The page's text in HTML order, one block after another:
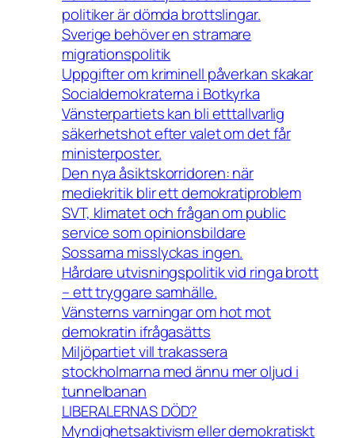
politiker är dömda brottslingar.
Sverige behöver en stramare
migrationspolitik
Uppgifter om kriminell påverkan skakar
Socialdemokraterna i Botkyrka
Vänsterpartiets kan bli etttallvarlig
säkerhetshot efter valet om det får
ministerposter.
Den nya åsiktskorridoren: när
mediekritik blir ett demokratiproblem
SVT, klimatet och frågan om public
service som opinionsbildare
Sossarna misslyckas ingen.
Hårdare utvisningspolitik vid ringa brott
– ett tryggare samhälle.
Vänsterns varningar om hot mot
demokratin ifrågasätts
Miljöpartiet vill trakassera
stockholmarna med ännu mer oljud i
tunnelbanan
LIBERALERNAS DÖD?
Myndighetsaktivism eller demokratiskt